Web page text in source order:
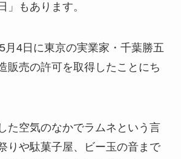
」もあります。
月4日に東京の実業家・千葉勝五
販売の許可を取得したことにち
た空気のなかでラムネという言
りや駄菓子屋、ビー玉の音まで